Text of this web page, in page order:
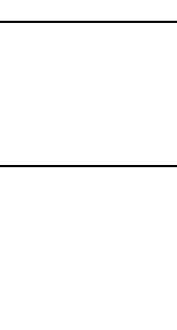
トTOP